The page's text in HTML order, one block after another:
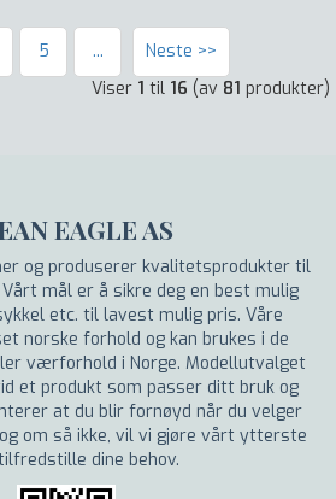
5 ...
Neste >>
Viser 1 til 16 (av 81 produkter)
EAGLE AS
og produserer kvalitetsprodukter til
mål er å sikre deg en best mulig
etc. til lavest mulig pris. Våre
norske forhold og kan brukes i de
værforhold i Norge. Modellutvalget
et produkt som passer ditt bruk og
at du blir fornøyd når du velger
om så ikke, vil vi gjøre vårt ytterste
dine behov.